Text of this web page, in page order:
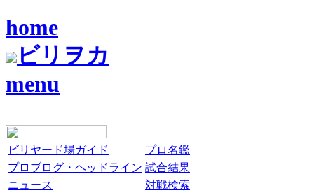
home
ビリヲカ
menu
ビリヤード場ガイド
プロ名鑑
プロブログ・ヘッドライン 試合結果
ニュース
対戦検索